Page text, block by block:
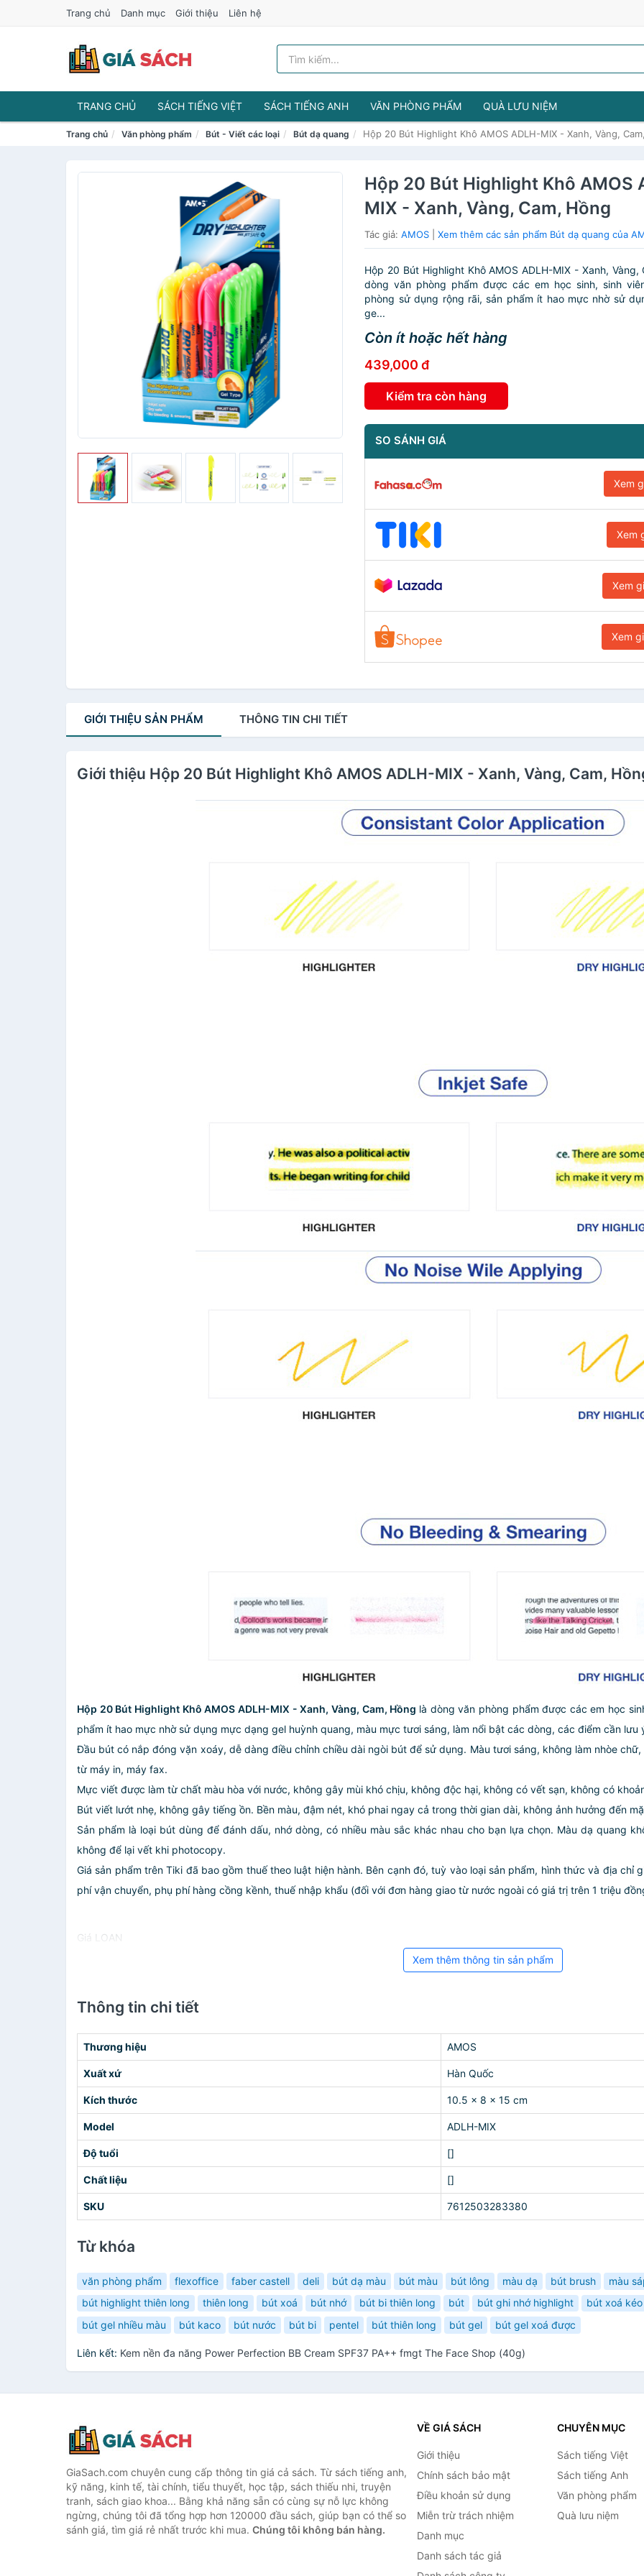
Trang chủ Danh mục Giới thiệu Liên hệ
TRANG CHỦ SÁCH TIẾNG VIỆT SÁCH TIẾNG ANH VĂN PHÒNG PHẨM QUÀ LƯU NIỆM
Trang chủ Văn phòng phẩm Bút - Viết các loại Bút dạ quang Hộp 20 Bút Highlight Khô AMOS ADLH-MIX - Xanh, Vàng,
Hộp 20 Bút Highlight Khô AMOS
MIX - Xanh, Vàng, Cam, Hồng
Tác giả:AMOS |Xem thêm các sản phẩm Bút dạ quang của
Hộp 20 Bút Highlight Khô AMOS ADLH-MIX - Xanh, Vàng,
dòng văn phòng phẩm được các em học sinh, sinh
phòng sử dụng rộng rãi, sản phẩm ít hao mực nhờ sử
ge...
Còn ít hoặc hết hàng
439,000 đ
Kiểm tra còn hàng
SO SÁNH GIÁ
Xem
Xem
Xem
Xem
GIỚI THIỆU SẢN PHẨM THÔNG TIN CHI TIẾT
Giới thiệu Hộp 20 Bút Highlight Khô AMOS ADLH-MIX - Xanh, Vàng, Cam,
Hộp 20 Bút Highlight Khô AMOS ADLH-MIX - Xanh, Vàng, Cam, Hồng là dòng văn phòng phẩm được các em học
phẩm ít hao mực nhờ sử dụng mực dạng gel huỳnh quang, màu mực tươi sáng, làm nổi bật các dòng, các điểm cần lưu
Đầu bút có nắp đóng vặn xoáy, dễ dàng điều chỉnh chiều dài ngòi bút để sử dụng. Màu tươi sáng, không làm nhòe
từ máy in, máy fax.
Mực viết được làm từ chất màu hòa với nước, không gây mùi khó chịu, không độc hại, không có vết sạn, không có
Bút viết lướt nhẹ, không gây tiếng ồn. Bền màu, đậm nét, khó phai ngay cả trong thời gian dài, không ảnh hưởng đến
Sản phẩm là loại bút dùng để đánh dấu, nhớ dòng, có nhiều màu sắc khác nhau cho bạn lựa chọn. Màu dạ quang
không để lại vết khi photocopy.
Giá sản phẩm trên Tiki đã bao gồm thuế theo luật hiện hành. Bên cạnh đó, tuỳ vào loại sản phẩm, hình thức và địa chỉ
phí vận chuyển, phụ phí hàng cồng kềnh, thuế nhập khẩu (đối với đơn hàng giao từ nước ngoài có giá trị trên 1 triệu
Giá LOAN
Xem thêm thông tin sản phẩm
Thông tin chi tiết
Thương hiệu AMOS
Xuất xứ Hàn Quốc
Kích thước 10.5 x 8 x 15 cm
Model ADLH-MIX
Độ tuổi []
Chất liệu []
SKU 7612503283380
Từ khóa
văn phòng phẩm flexoffice faber castell deli bút dạ màu bút màu bút lông màu dạ bút brush
màu
bút highlight thiên long
thiên long bút xoá bút nhớ bút bi thiên long bút bút ghi nhớ highlight
bút xoá kéo
bút gel nhiều màu
bút kaco bút nước bút bi pentel bút thiên long bút gel bút gel xoá được
Liên kết: Kem nền đa năng Power Perfection BB Cream SPF37 PA++ fmgt The Face Shop (40g)
GiaSach.com chuyên cung cấp thông tin giá cả sách. Từ sách tiếng anh,
kỹ năng, kinh tế, tài chính, tiểu thuyết, học tập, sách thiếu nhi, truyện
tranh, sách giao khoa... Bằng khả năng sẵn có cùng sự nỗ lực không
ngừng, chúng tôi đã tổng hợp hơn 120000 đầu sách, giúp bạn có thể so
sánh giá, tìm giá rẻ nhất trước khi mua. Chúng tôi không bán hàng.
VỀ GIÁ SÁCH
Giới thiệu
Chính sách bảo mật
Điều khoản sử dụng
Miễn trừ trách nhiệm
Danh mục
Danh sách tác giả
CHUYÊN MỤC
Sách tiếng Việt
Sách tiếng Anh
Văn phòng phẩm
Quà lưu niệm